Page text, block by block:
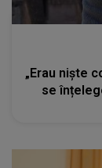
„Erau niște
se